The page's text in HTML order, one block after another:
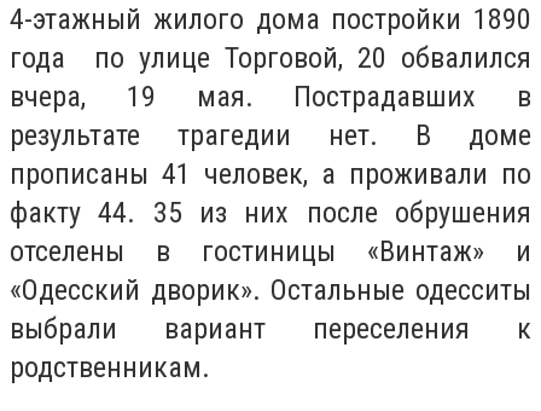
4-этажный жилого дома постройки 1890
года по улице Торговой, 20 обвалился
вчера, 19 мая. Пострадавших в
результате трагедии нет. В доме
прописаны 41 человек, а проживали по
факту 44. 35 из них после обрушения
отселены в гостиницы «Винтаж» и
«Одесский дворик». Остальные одесситы
выбрали вариант переселения к
родственникам.